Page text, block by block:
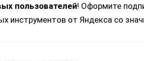
пользователей! Оформите
инструментов от Яндекса со